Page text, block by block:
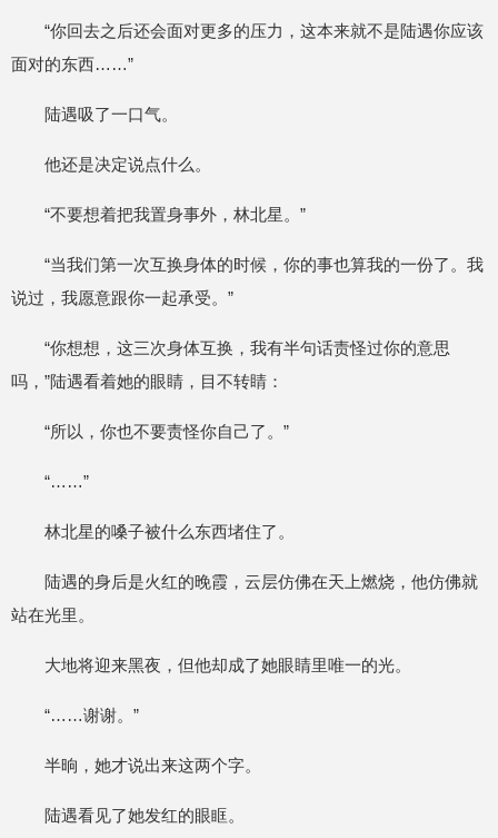
“你回去之后还会面对更多的压力，这本来就不是陆遇你应该
面对的东西……”
陆遇吸了一口气。
他还是决定说点什么。
“不要想着把我置身事外，林北星。”
“当我们第一次互换身体的时候，你的事也算我的一份了。我
说过，我愿意跟你一起承受。”
“你想想，这三次身体互换，我有半句话责怪过你的意思
吗，”陆遇看着她的眼睛，目不转睛：
“所以，你也不要责怪你自己了。”
“……”
林北星的嗓子被什么东西堵住了。
陆遇的身后是火红的晚霞，云层仿佛在天上燃烧，他仿佛就
站在光里。
大地将迎来黑夜，但他却成了她眼睛里唯一的光。
“……谢谢。”
半晌，她才说出来这两个字。
陆遇看见了她发红的眼眶。